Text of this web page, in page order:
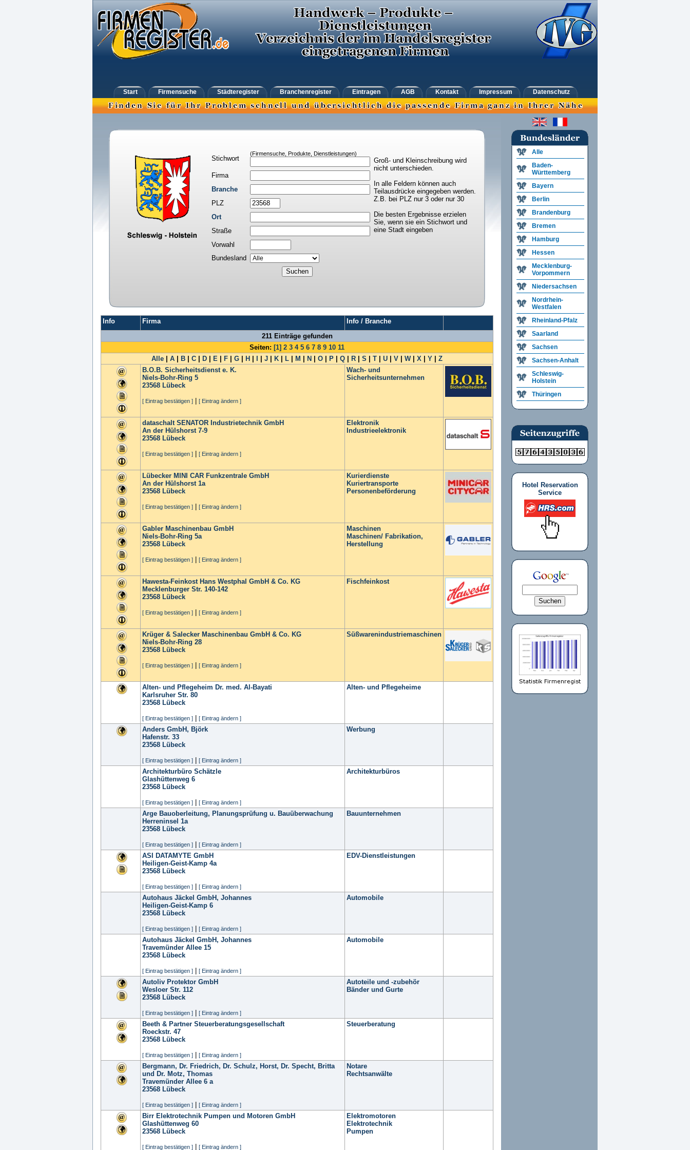
Start Firmensuche Städteregister Branchenregister Eintragen AGB Kontakt Impressum Datenschutz
Stichwort
(Firmensuche, Produkte, Dienstleistungen)
Groß- und Kleinschreibung wird
nicht unterschieden.
In alle Feldern können auch
Teilausdrücke eingegeben werden.
Z.B. bei PLZ nur 3 oder nur 30
Die besten Ergebnisse erzielen
Sie, wenn sie ein Stichwort und
eine Stadt eingeben
Firma
Branche
PLZ
Ort
Straße
Vorwahl
Bundesland
Info Firma
Info / Branche
211 Einträge gefunden
Seiten: [1] 2 3 4 5 6 7 8 9 10 11
Alle
A B C D E F G H J K L M N O P Q R S T U V W| X Y
Z
B.O.B. Sicherheitsdienst e. K.
Niels-Bohr-Ring 5
23568 Lübeck
[ Eintrag bestätigen ] [ Eintrag ändern ]
Wach- und
Sicherheitsunternehmen
dataschalt SENATOR Industrietechnik GmbH
An der Hülshorst 7-9
23568 Lübeck
[ Eintrag bestätigen ] [ Eintrag ändern ]
Elektronik
Industrieelektronik
Lübecker MINI CAR Funkzentrale GmbH
An der Hülshorst 1a
23568 Lübeck
[ Eintrag bestätigen ] [ Eintrag ändern ]
Kurierdienste
Kuriertransporte
Personenbeförderung
Gabler Maschinenbau GmbH
Niels-Bohr-Ring 5a
23568 Lübeck
[ Eintrag bestätigen ] [ Eintrag ändern ]
Maschinen
Maschinen/ Fabrikation,
Herstellung
Hawesta-Feinkost Hans Westphal GmbH & Co. KG
Mecklenburger Str. 140-142
23568 Lübeck
[ Eintrag bestätigen ] [ Eintrag ändern ]
Fischfeinkost
Krüger & Salecker Maschinenbau GmbH & Co. KG
Niels-Bohr-Ring 28
23568 Lübeck
[ Eintrag bestätigen ] [ Eintrag ändern ]
Süßwarenindustriemaschinen
Alten- und Pflegeheim Dr. med. Al-Bayati
Karlsruher Str. 80
23568 Lübeck
[ Eintrag bestätigen ] [ Eintrag ändern ]
Alten- und Pflegeheime
Anders GmbH, Björk
Hafenstr. 33
23568 Lübeck
[ Eintrag bestätigen ] [ Eintrag ändern ]
Werbung
Architekturbüro Schätzle
Glashüttenweg 6
23568 Lübeck
[ Eintrag bestätigen ] [ Eintrag ändern ]
Architekturbüros
Arge Bauoberleitung, Planungsprüfung u. Bauüberwachung
Herreninsel 1a
23568 Lübeck
[ Eintrag bestätigen ] [ Eintrag ändern ]
Bauunternehmen
ASI DATAMYTE GmbH
Heiligen-Geist-Kamp 4a
23568 Lübeck
[ Eintrag bestätigen ] [ Eintrag ändern ]
EDV-Dienstleistungen
Autohaus Jäckel GmbH, Johannes
Heiligen-Geist-Kamp 6
23568 Lübeck
[ Eintrag bestätigen ] [ Eintrag ändern ]
Automobile
Autohaus Jäckel GmbH, Johannes
Travemünder Allee 15
23568 Lübeck
[ Eintrag bestätigen ] [ Eintrag ändern ]
Automobile
Autoliv Protektor GmbH
Wesloer Str. 112
23568 Lübeck
[ Eintrag bestätigen ] [ Eintrag ändern ]
Autoteile und -zubehör
Bänder und Gurte
Beeth & Partner Steuerberatungsgesellschaft
Roeckstr. 47
23568 Lübeck
[ Eintrag bestätigen ] [ Eintrag ändern ]
Steuerberatung
Bergmann, Dr. Friedrich, Dr. Schulz, Horst, Dr. Specht, Britta
und Dr. Motz, Thomas
Travemünder Allee 6 a
23568 Lübeck
[ Eintrag bestätigen ] [ Eintrag ändern ]
Notare
Rechtsanwälte
Birr Elektrotechnik Pumpen und Motoren GmbH
Glashüttenweg 60
23568 Lübeck
[ Eintrag bestätigen ] [ Eintrag ändern ]
Elektromotoren
Elektrotechnik
Pumpen
Alle
Baden-
Württemberg
Bayern
Berlin
Brandenburg
Bremen
Hamburg
Hessen
Mecklenburg-
Vorpommern
Niedersachsen
Nordrhein-
Westfalen
Rheinland-Pfalz
Saarland
Sachsen
Sachsen-Anhalt
Schleswig-
Holstein
Thüringen
Hotel Reservation
Service